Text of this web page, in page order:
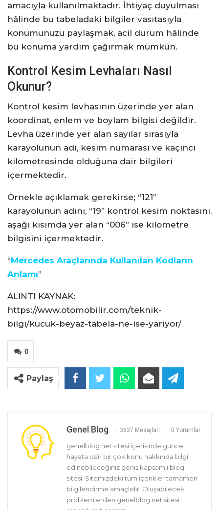
amacıyla kullanılmaktadır. İhtiyaç duyulması
hâlinde bu tabeladaki bilgiler vasıtasıyla
konumunuzu paylaşmak, acil durum hâlinde
bu konuma yardım çağırmak mümkün.
Kontrol Kesim Levhaları Nasıl
Okunur?
Kontrol kesim levhasının üzerinde yer alan
koordinat, enlem ve boylam bilgisi değildir.
Levha üzerinde yer alan sayılar sırasıyla
karayolunun adı, kesim numarası ve kaçıncı
kilometresinde olduğuna dair bilgileri
içermektedir.
Örnekle açıklamak gerekirse; “121”
karayolunun adını, “19” kontrol kesim noktasını,
aşağı kısımda yer alan “006” ise kilometre
bilgisini içermektedir.
“Mercedes Araçlarında Kullanılan Kodların
Anlamı”
ALINTI KAYNAK:
https://www.otomobilir.com/teknik-
bilgi/kucuk-beyaz-tabela-ne-ise-yariyor/
0
Paylaş
Genel Blog 3637 Mesajları 0 Yorumlar
genelblog.net sitesi içerisinde güncel
hayata dair bir çok konu hakkında bilgi
edinebileceğiniz geniş kapsamlı blog
sitesi. Sitemizdeki tüm içerikler tamamen
bilgilendirme amaçlıdır. Oluşabilecek
problemlerden genelblog.net sitesi